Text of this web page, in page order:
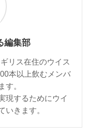
編集部
リス在住のウイス
本以上飲むメンバ
す。
現するためにウイ
いきます。